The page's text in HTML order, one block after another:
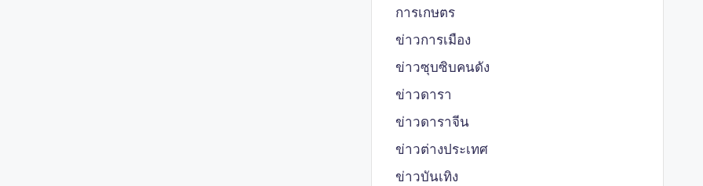
การเกษตร
ข่าวการเมือง
ข่าวซุบซิบคนดัง
ข่าวดารา
ข่าวดาราจีน
ข่าวต่างประเทศ
ข่าวบันเทิง